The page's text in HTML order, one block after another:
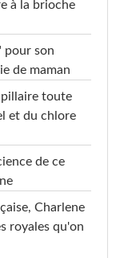
à la brioche
pour son
de maman
toute
et du chlore
de ce
Charlene
royales qu'on